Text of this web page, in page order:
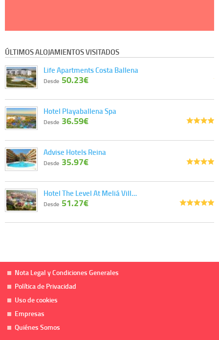
ÚLTIMOS ALOJAMIENTOS VISITADOS
Life Apartments Costa Ballena
Desde 50.23€
Hotel Playaballena Spa
Desde 36.59€
Advise Hotels Reina
Desde 35.97€
Hotel The Level At Meliá Vill…
Desde 51.27€
Nota Legal y Condiciones Generales
Política de Privacidad
Uso de cookies
Empresas
Quiénes Somos